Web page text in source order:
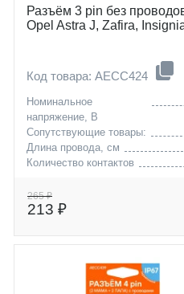
Разъём 3 pin без
Opel Astra J, Zafira,
Код товара: AECC424
Номинальное
напряжение, В
Сопутствующие товары:
Длина провода, см
Количество контактов
265 ₽
213 ₽